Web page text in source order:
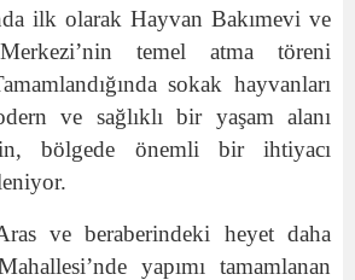
ilk olarak Hayvan Bakımevi ve
temel atma töreni
sokak hayvanları
ve sağlıklı bir yaşam alanı
bölgede önemli bir ihtiyacı
ve beraberindeki heyet daha
yapımı tamamlanan